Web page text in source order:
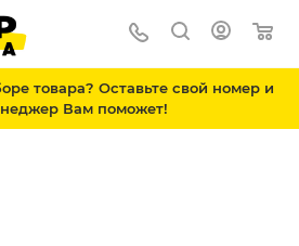
товара? Оставьте свой номер и
Вам поможет!